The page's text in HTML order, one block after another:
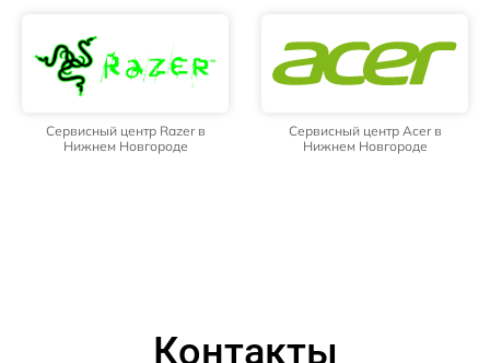
Сервисный центр Razer в
Нижнем Новгороде
Сервисный центр Acer в
Нижнем Новгороде
Контакты